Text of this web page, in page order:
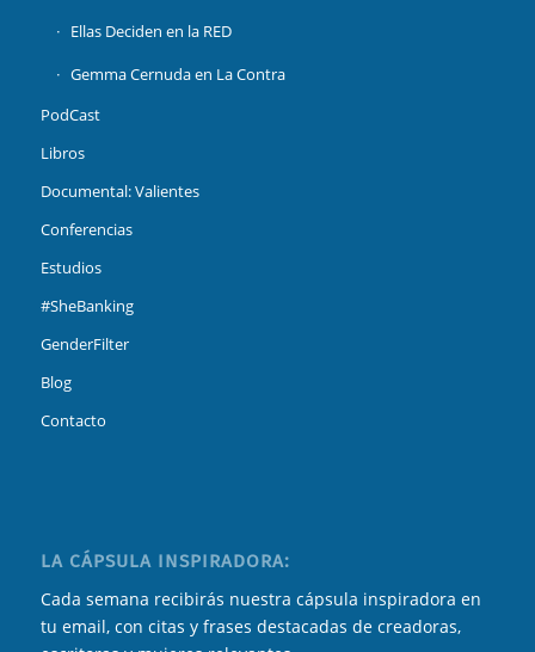
Ellas Deciden en la RED
Gemma Cernuda en La Contra
PodCast
Libros
Documental: Valientes
Conferencias
Estudios
#SheBanking
GenderFilter
Blog
Contacto
LA CÁPSULA INSPIRADORA:
Cada semana recibirás nuestra cápsula inspiradora en
tu email, con citas y frases destacadas de creadoras,